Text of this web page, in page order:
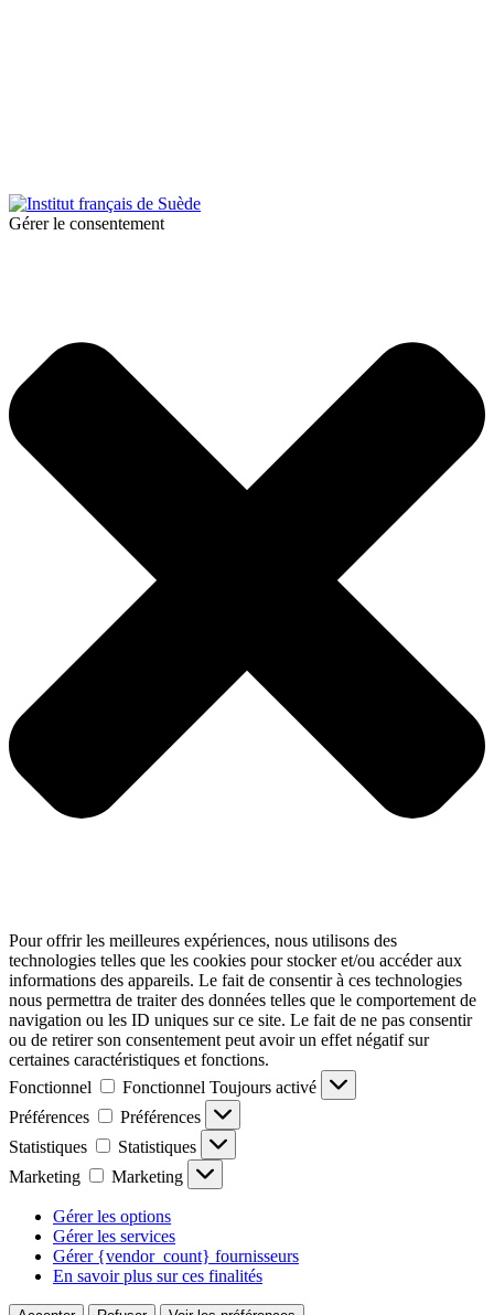
Gérer le consentement
Pour offrir les meilleures expériences, nous utilisons des
technologies telles que les cookies pour stocker et/ou accéder aux
informations des appareils. Le fait de consentir à ces technologies
nous permettra de traiter des données telles que le comportement de
navigation ou les ID uniques sur ce site. Le fait de ne pas consentir
ou de retirer son consentement peut avoir un effet négatif sur
certaines caractéristiques et fonctions.
Fonctionnel
Fonctionnel Toujours activé
Préférences
Préférences
Statistiques
Statistiques
Marketing
Marketing
Gérer les options
Gérer les services
Gérer {vendor_count} fournisseurs
En savoir plus sur ces finalités